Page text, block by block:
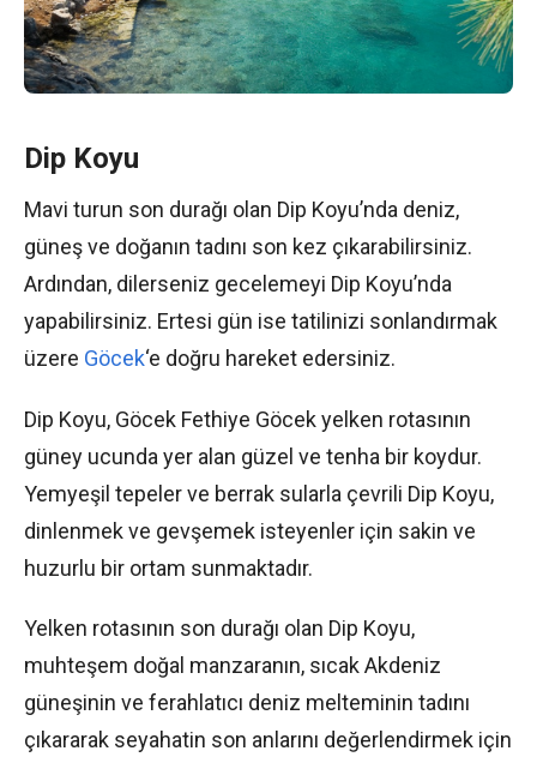
Dip Koyu
Mavi turun son durağı olan Dip Koyu’nda deniz,
güneş ve doğanın tadını son kez çıkarabilirsiniz.
Ardından, dilerseniz gecelemeyi Dip Koyu’nda
yapabilirsiniz. Ertesi gün ise tatilinizi sonlandırmak
üzere Göcek‘e doğru hareket edersiniz.
Dip Koyu, Göcek Fethiye Göcek yelken rotasının
güney ucunda yer alan güzel ve tenha bir koydur.
Yemyeşil tepeler ve berrak sularla çevrili Dip Koyu,
dinlenmek ve gevşemek isteyenler için sakin ve
huzurlu bir ortam sunmaktadır.
Yelken rotasının son durağı olan Dip Koyu,
muhteşem doğal manzaranın, sıcak Akdeniz
güneşinin ve ferahlatıcı deniz melteminin tadını
çıkararak seyahatin son anlarını değerlendirmek için